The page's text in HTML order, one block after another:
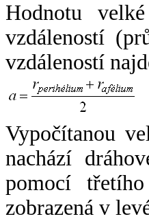
Hodnotu
vzdáleností
vzdáleností
Vypočítanou
nachází
pomocí
zobrazená v